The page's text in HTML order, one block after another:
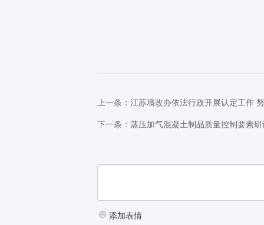
上一条：江苏墙改办依法行政开展认定工作
下一条：蒸压加气混凝土制品质量控制要素
添加表情